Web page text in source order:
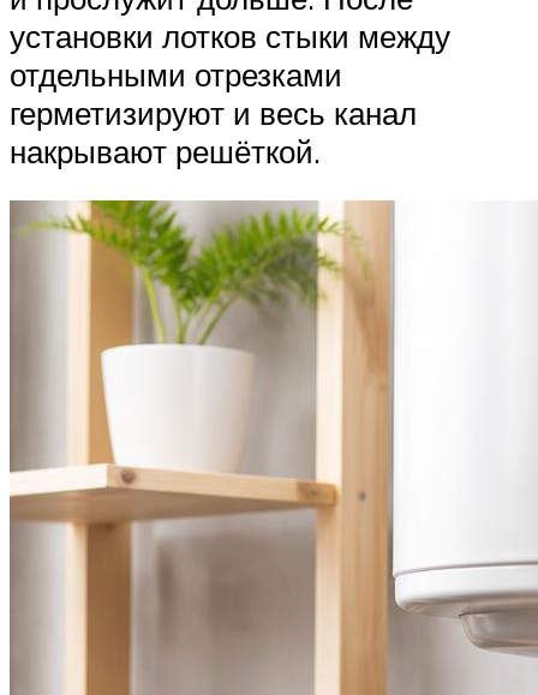
установки лотков стыки между
отдельными отрезками
герметизируют и весь канал
накрывают решёткой.